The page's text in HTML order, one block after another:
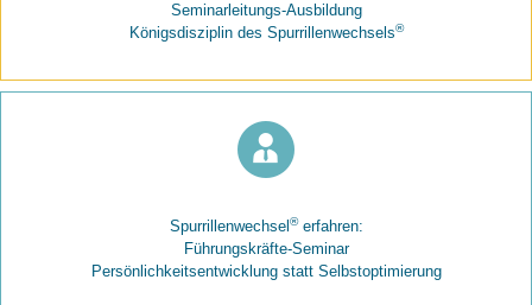
Seminarleitungs-Ausbildung
Königsdisziplin des Spurrillenwechsels®
Spurrillenwechsel ®erfahren:
Führungskräfte-Seminar
Persönlichkeitsentwicklung statt Selbstoptimierung